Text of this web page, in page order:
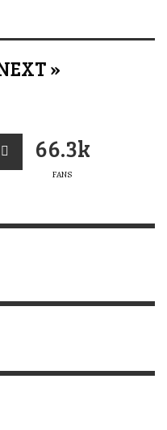
»
66.3k
FANS